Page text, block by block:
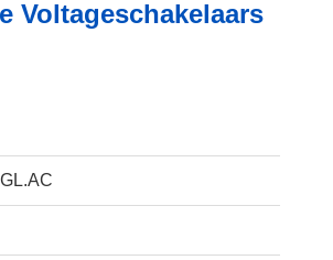
Voltageschakelaars